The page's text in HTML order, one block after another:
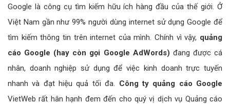
Google là công cụ tìm kiếm hữu ích hàng đầu của thế giới. Ở
Việt Nam gần như 99% người dùng internet sử dụng Google để
tìm kiếm thông tin trên internet của mình. Chính vì vậy, quảng
cáo Google (hay còn gọi Google AdWords) đang được cá
nhân, doanh nghiệp sử dụng để việc kinh doanh trực tuyến
nhanh và đạt hiệu quả tối đa. Công ty quảng cáo Google
VietWeb rất hân hạnh đem đến cho quý vị dịch vụ Quảng cáo